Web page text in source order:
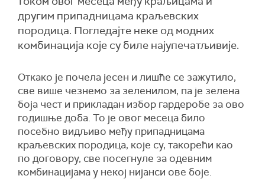
другим припадницама краљевских
породица. Погледајте неке од модних
комбинација које су биле најупечатљивије.
Откако је почела јесен и лишће се зажутило,
све више чезнемо за зеленилом, па је зелена
боја чест и прикладан избор гардеробе за ово
годишње доба. То је овог месеца било
посебно видљиво међу припадницама
краљевских породица, које су, такорећи као
по договору, све посегнуле за одевним
комбинацијама у некој нијанси ове боје.